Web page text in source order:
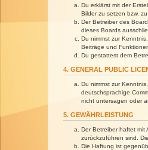
Du erklärst mit der
Bilder zu setzen bzw. zu
Der Betreiber des
dieses Boards
Du nimmst zur
Beiträge und
Du gestattest dem
4. GENERAL PUBLIC
Du nimmst zur
deutschsprachige
nicht untersagen oder
5. GEWÄHRLEISTUNG
Der Betreiber haftet mit
zurückzuführen sind.
Die Haftung ist